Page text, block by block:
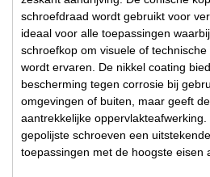
schroefdraad wordt gebruikt voor
ideaal voor alle toepassingen
schroefkop om visuele of
wordt ervaren. De nikkel coating
bescherming tegen corrosie bij
omgevingen of buiten, maar geeft
aantrekkelijke oppervlakteafwerking.
gepolijste schroeven een
toepassingen met de hoogste eisen